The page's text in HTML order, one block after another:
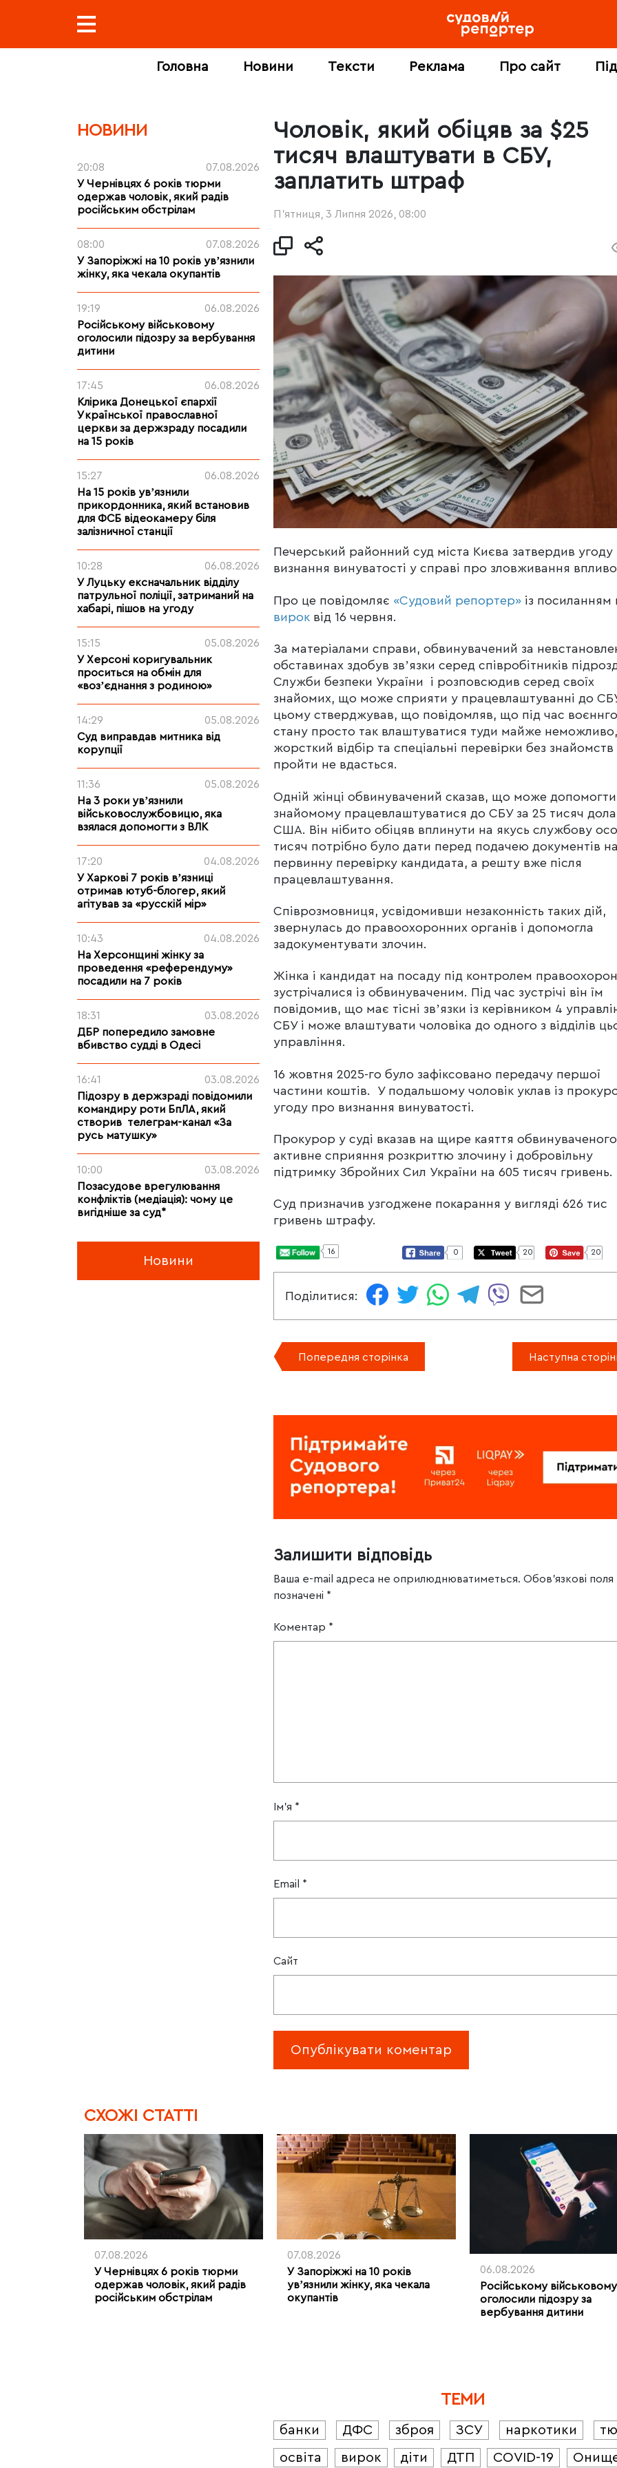
Головна Новини Тексти Реклама Про сайт
НОВИНИ
20:08
07.08.2026
У Чернівцях 6 років тюрми
одержав чоловік, який радів
російським обстрілам
08:00
07.08.2026
У Запоріжжі на 10 років увʼязнили
жінку, яка чекала окупантів
19:19
06.08.2026
Російському військовому
оголосили підозру за вербування
дитини
17:45
06.08.2026
Клірика Донецької єпархії
Української православної
церкви за держзраду посадили
на 15 років
15:27
06.08.2026
На 15 років увʼязнили
прикордонника, який встановив
для ФСБ відеокамеру біля
залізничної станції
10:28
06.08.2026
У Луцьку ексначальник відділу
патрульної поліції, затриманий на
хабарі, пішов на угоду
15:15
05.08.2026
У Херсоні коригувальник
проситься на обмін для
«возʼєднання з родиною»
14:29
05.08.2026
Суд виправдав митника від
корупції
11:36
05.08.2026
На 3 роки увʼязнили
військовослужбовицю, яка
взялася допомогти з ВЛК
17:20
04.08.2026
У Харкові 7 років вʼязниці
отримав ютуб-блогер, який
агітував за «русскій мір»
10:43
04.08.2026
На Херсонщині жінку за
проведення «референдуму»
посадили на 7 років
18:31
03.08.2026
ДБР попередило замовне
вбивство судді в Одесі
16:41
03.08.2026
Підозру в держзраді повідомили
командиру роти БпЛА, який
створив телеграм-канал «За
русь матушку»
10:00
03.08.2026
Позасудове врегулювання
конфліктів (медіація): чому це
вигідніше за суд*
Новини
Чоловік, який обіцяв за $25
тисяч влаштувати в СБУ,
заплатить штраф
П’ятниця, 3 Липня 2026, 08:00
Печерський районний суд міста Києва затвердив
визнання винуватості у справі про зловживання
Про це повідомляє «Судовий репортер» із посиланням
вирок від 16 червня.
За матеріалами справи, обвинувачений за
обставинах здобув звʼязки серед співробітників
Служби безпеки України і розповсюдив серед своїх
знайомих, що може сприяти у працевлаштуванні до
цьому стверджував, що повідомляв, що під час воєннго
стану просто так влаштуватися туди майже
жорсткий відбір та спеціальні перевірки без знайомств
пройти не вдасться.
Одній жінці обвинувачений сказав, що може допомогти
знайомому працевлаштуватися до СБУ за 25 тисяч
США. Він нібито обіцяв вплинути на якусь службову
тисяч потрібно було дати перед подачею документів
первинну перевірку кандидата, а решту вже після
працевлаштування.
Співрозмовниця, усвідомивши незаконність таких дій,
звернулась до правоохоронних органів і допомогла
задокументувати злочин.
Жінка і кандидат на посаду під контролем
зустрічалися із обвинуваченим. Під час зустрічі він їм
повідомив, що має тісні звʼязки із керівником 4
СБУ і може влаштувати чоловіка до одного з відділів
управління.
16 жовтня 2025-го було зафіксовано передачу першої
частини коштів. У подальшому чоловік уклав із
угоду про визнання винуватості.
Прокурор у суді вказав на щире каяття
активне сприяння розкриттю злочину і добровільну
підтримку Збройних Сил України на 605 тисяч гривень.
Суд призначив узгоджене покарання у вигляді 626 тис
гривень штрафу.
16 0 20 20
Поділитися:
Попередня сторінка Наступна
Залишити відповідь
Ваша e-mail адреса не оприлюднюватиметься. Обов’язкові поля
позначені *
Коментар *
Ім'я *
Email *
Сайт
CХОЖІ СТАТТІ
07.08.2026
У Чернівцях 6 років тюрми
одержав чоловік, який радів
російським обстрілам
07.08.2026
У Запоріжжі на 10 років
увʼязнили жінку, яка чекала
окупантів
06.08.2026
Російському військовому
оголосили підозру за
вербування дитини
ТЕМИ
банки ДФС зброя ЗСУ наркотики
освіта
вирок діти ДТП COVID-19